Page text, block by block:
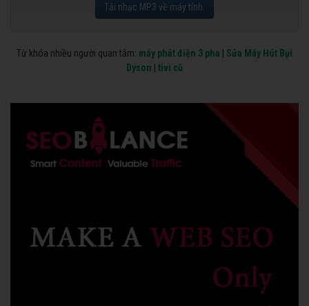
Tải nhạc MP3 về máy tính.
Từ khóa nhiều người quan tâm: máy phát điện 3 pha
Sửa Máy Hút Bụi
Dyson
tivi cũ